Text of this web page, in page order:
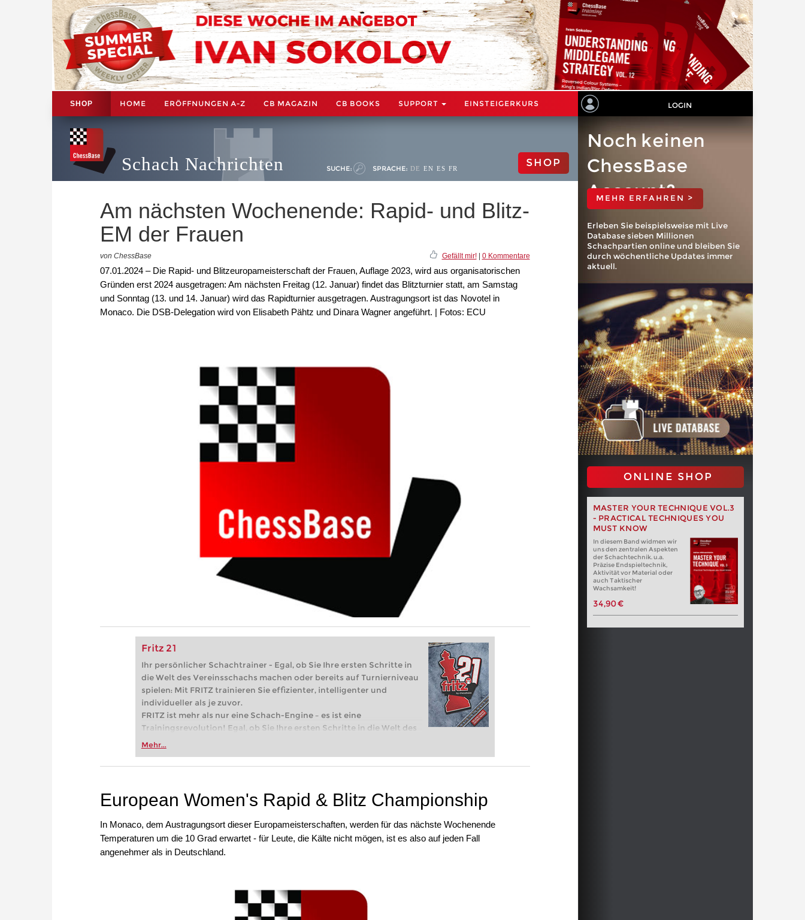
SHOP HOME ERÖFFNUNGEN A-Z CB MAGAZIN CB BOOKS SUPPORT EINSTEIGERKURS LOGIN
Schach Nachrichten SUCHE: SPRACHE: DE EN ES FR SHOP
Am nächsten Wochenende: Rapid- und Blitz-
EM der Frauen
von ChessBase Gefällt mir!| 0 Kommentare
07.01.2024 – Die Rapid- und Blitzeuropameisterschaft der Frauen, Auflage 2023, wird aus organisatorischen
Gründen erst 2024 ausgetragen: Am nächsten Freitag (12. Januar) findet das Blitzturnier statt, am Samstag
und Sonntag (13. und 14. Januar) wird das Rapidturnier ausgetragen. Austragungsort ist das Novotel in
Monaco. Die DSB-Delegation wird von Elisabeth Pähtz und Dinara Wagner angeführt. | Fotos: ECU
Fritz 21
Ihr persönlicher Schachtrainer - Egal, ob Sie Ihre ersten Schritte in
die Welt des Vereinsschachs machen oder bereits auf Turnierniveau
spielen: Mit FRITZ trainieren Sie effizienter, intelligenter und
individueller als je zuvor.
FRITZ ist mehr als nur eine Schach-Engine – es ist eine
Trainingsrevolution! Egal, ob Sie Ihre ersten Schritte in die Welt des
Vereinsschachs machen oder bereits auf Turnierniveau spielen: Mit
zuvor.
Mehr...
Noch keinen
ChessBase
Account?
MEHR ERFAHREN >
Erleben Sie beispielsweise mit Live
Database sieben Millionen
Schachpartien online und bleiben Sie
durch wöchentliche Updates immer
aktuell.
ONLINE SHOP
MASTER YOUR TECHNIQUE VOL.3
- PRACTICAL TECHNIQUES YOU
MUST KNOW
In diesem Band widmen wir
uns den zentralen Aspekten
der Schachtechnik. u.a.
Präzise Endspieltechnik,
Aktivität vor Material oder
auch Taktischer
Wachsamkeit!
34,90 €
European Women's Rapid & Blitz Championship
In Monaco, dem Austragungsort dieser Europameisterschaften, werden für das nächste Wochenende
Temperaturen um die 10 Grad erwartet - für Leute, die Kälte nicht mögen, ist es also auf jeden Fall
angenehmer als in Deutschland.